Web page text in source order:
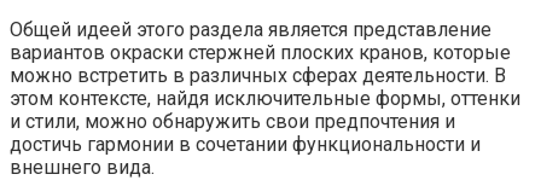
Общей идеей этого раздела является представление
вариантов окраски стержней плоских кранов, которые
можно встретить в различных сферах деятельности. В
этом контексте, найдя исключительные формы, оттенки
и стили, можно обнаружить свои предпочтения и
достичь гармонии в сочетании функциональности и
внешнего вида.